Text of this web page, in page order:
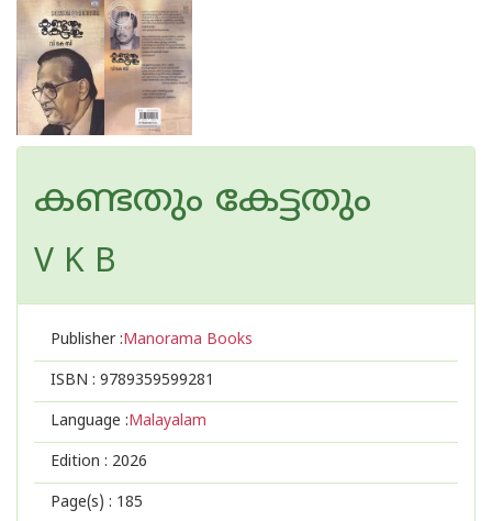
കണ്ടതും കേട്ടതും
V K B
Publisher :Manorama Books
ISBN : 9789359599281
Language :Malayalam
Edition : 2026
Page(s) : 185